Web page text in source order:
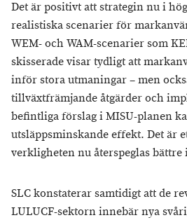
Det är positivt att strategin nu i
realistiska scenarier för
WEM- och WAM-scenarier som
skisserade visar tydligt att
inför stora utmaningar – men
tillväxtfrämjande åtgärder och
befintliga förslag i MISU-planen
utsläppsminskande effekt. Det är
verkligheten nu återspeglas bättre
SLC konstaterar samtidigt att de
LULUCF-sektorn innebär nya